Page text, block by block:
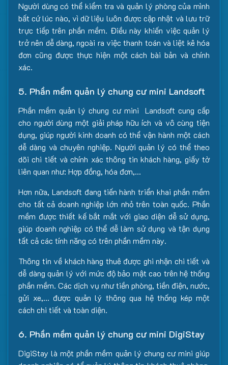
Người dùng có thể kiểm tra và quản lý phòng của mình
bất cứ lúc nào, vì dữ liệu luôn được cập nhật và lưu trữ
trực tiếp trên phần mềm. Điều này khiến việc quản lý
trở nên dễ dàng, ngoài ra việc thanh toán và liệt kê hóa
đơn cũng được thực hiện một cách bài bản và chính
xác.
5. Phần mềm quản lý chung cư mini Landsoft
Phần mềm quản lý chung cư mini Landsoft cung cấp
cho người dùng một giải pháp hữu ích và vô cùng tiện
dụng, giúp người kinh doanh có thể vận hành một cách
dễ dàng và chuyên nghiệp. Người quản lý có thể theo
dõi chi tiết và chính xác thông tin khách hàng, giấy tờ
liên quan như: Hợp đồng, hóa đơn,…
Hơn nữa, Landsoft đang tiến hành triển khai phần mềm
cho tất cả doanh nghiệp lớn nhỏ trên toàn quốc. Phần
mềm được thiết kế bắt mắt với giao diện dễ sử dụng,
giúp doanh nghiệp có thể dễ làm sử dụng và tận dụng
tất cả các tính năng có trên phần mềm này.
Thông tin về khách hàng thuê được ghi nhận chi tiết và
dễ dàng quản lý với mức độ bảo mật cao trên hệ thống
phần mềm. Các dịch vụ như tiền phòng, tiền điện, nước,
gửi xe,… được quản lý thông qua hệ thống kép một
cách chi tiết và toàn diện.
6. Phần mềm quản lý chung cư mini DigiStay
DigiStay là một phần mềm quản lý chung cư mini giúp